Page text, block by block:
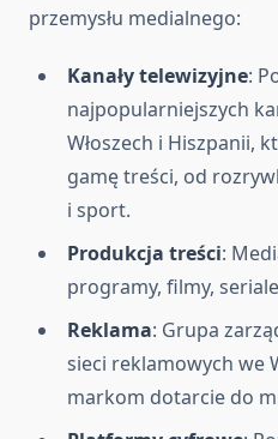
przemysłu medialnego:
Kanały telewizyjne:
najpopularniejszych
Włoszech i Hiszpanii,
gamę treści, od
i sport.
Produkcja treści:
programy, filmy,
Reklama: Grupa
sieci reklamowych we
markom dotarcie do